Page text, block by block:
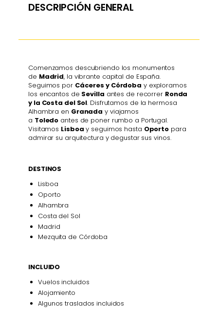
DESCRIPCIÓN GENERAL
Comenzamos descubriendo los monumentos
de Madrid, la vibrante capital de España.
Seguimos por Cáceres y Córdoba y exploramos
los encantos de Sevilla antes de recorrer Ronda
y la Costa del Sol. Disfrutamos de la hermosa
Alhambra en Granada y viajamos
a Toledo antes de poner rumbo a Portugal.
Visitamos Lisboa y seguimos hasta Oporto para
admirar su arquitectura y degustar sus vinos.
DESTINOS
Lisboa
Oporto
Alhambra
Costa del Sol
Madrid
Mezquita de Córdoba
INCLUIDO
Vuelos incluidos
Alojamiento
Algunos traslados incluidos